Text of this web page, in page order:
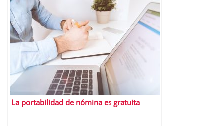
La portabilidad de nómina es gratuita